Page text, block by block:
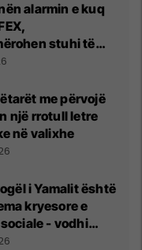
alarmin e kuq
stuhi të
me breshër dhe
me përvojë
një rrotull letre
në valixhe
i Yamalit është
kryesore e
- vodhi
pas finales së